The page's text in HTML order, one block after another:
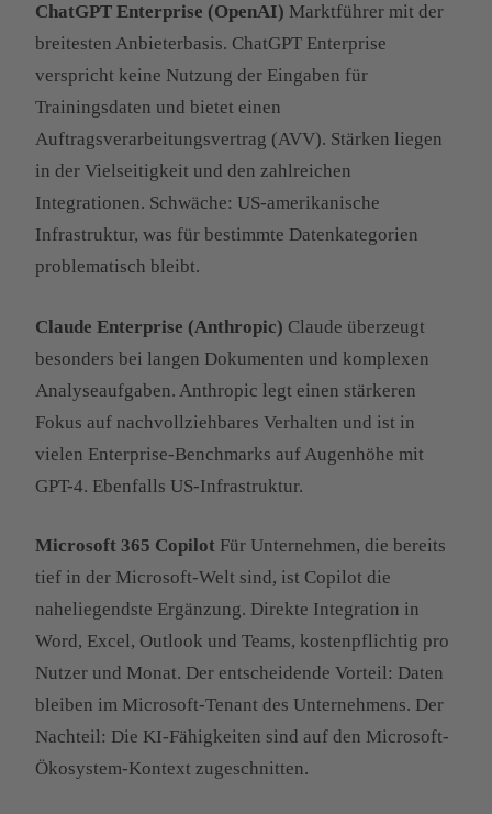
ChatGPT Enterprise (OpenAI) Marktführer mit der
breitesten Anbieterbasis. ChatGPT Enterprise
verspricht keine Nutzung der Eingaben für
Trainingsdaten und bietet einen
Auftragsverarbeitungsvertrag (AVV). Stärken liegen
in der Vielseitigkeit und den zahlreichen
Integrationen. Schwäche: US-amerikanische
Infrastruktur, was für bestimmte Datenkategorien
problematisch bleibt.
Claude Enterprise (Anthropic) Claude überzeugt
besonders bei langen Dokumenten und komplexen
Analyseaufgaben. Anthropic legt einen stärkeren
Fokus auf nachvollziehbares Verhalten und ist in
vielen Enterprise-Benchmarks auf Augenhöhe mit
GPT-4. Ebenfalls US-Infrastruktur.
Microsoft 365 Copilot Für Unternehmen, die bereits
tief in der Microsoft-Welt sind, ist Copilot die
naheliegendste Ergänzung. Direkte Integration in
Word, Excel, Outlook und Teams, kostenpflichtig pro
Nutzer und Monat. Der entscheidende Vorteil: Daten
bleiben im Microsoft-Tenant des Unternehmens. Der
Nachteil: Die KI-Fähigkeiten sind auf den Microsoft-
Ökosystem-Kontext zugeschnitten.